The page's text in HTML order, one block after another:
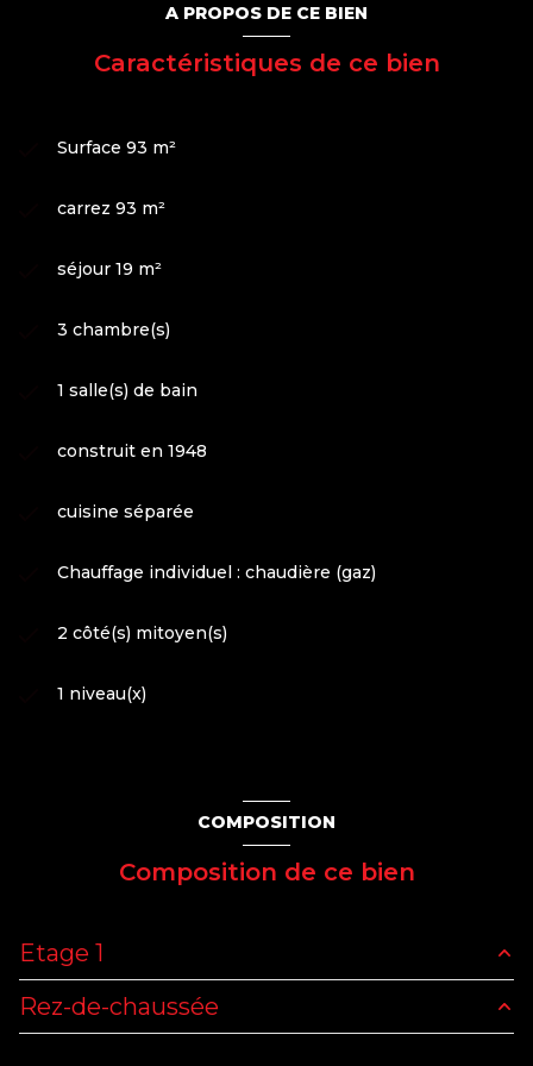
A PROPOS DE CE BIEN
Caractéristiques de ce bien
Surface 93 m²
carrez 93 m²
séjour 19 m²
3 chambre(s)
1 salle(s) de bain
construit en 1948
cuisine séparée
Chauffage individuel : chaudière (gaz)
2 côté(s) mitoyen(s)
1 niveau(x)
COMPOSITION
Composition de ce bien
Etage 1
chambre
Rez-de-chaussée